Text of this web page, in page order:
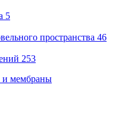
5
пространства 46
253
и мембраны